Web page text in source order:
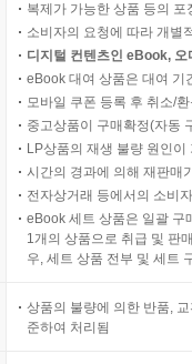
복제가 가능한 상품 등의
소비자의 요청에 따라 개별
디지털 컨텐츠인 eBook,
eBook 대여 상품은 대여 기
모바일 쿠폰 등록 후 취소/
중고상품이 구매확정(자동
LP상품의 재생 불량 원인
시간의 경과에 의해 재판매
전자상거래 등에서의 소비
eBook 세트 상품은 일괄 구
1개의 상품으로 취급 및 판
우, 세트 상품 전부 및 세트
상품의 불량에 의한 반품,
준하여 처리됨